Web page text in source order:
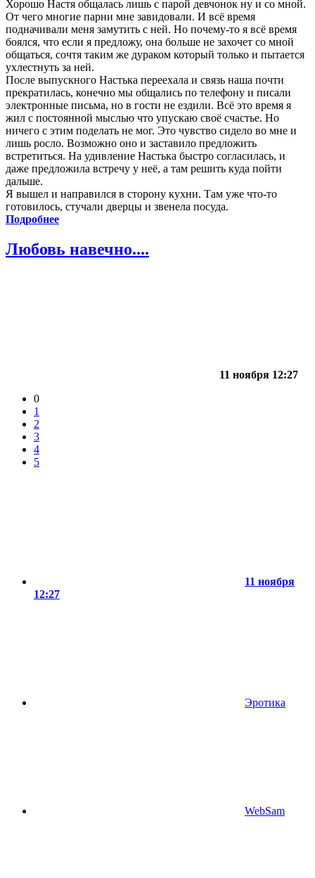
Хорошо Настя общалась лишь с парой девчонок ну и со мной.
От чего многие парни мне завидовали. И всё время
подначивали меня замутить с ней. Но почему-то я всё время
боялся, что если я предложу, она больше не захочет со мной
общаться, сочтя таким же дураком который только и пытается
ухлестнуть за ней.
После выпускного Настька переехала и связь наша почти
прекратилась, конечно мы общались по телефону и писали
электронные письма, но в гости не ездили. Всё это время я
жил с постоянной мыслью что упускаю своё счастье. Но
ничего с этим поделать не мог. Это чувство сидело во мне и
лишь росло. Возможно оно и заставило предложить
встретиться. На удивление Настька быстро согласилась, и
даже предложила встречу у неё, а там решить куда пойти
дальше.
Я вышел и направился в сторону кухни. Там уже что-то
готовилось, стучали дверцы и звенела посуда.
Подробнее
Любовь навечно....
11 ноября 12:27
0
1
2
3
4
5
11 ноября
12:27
Эротика
WebSam